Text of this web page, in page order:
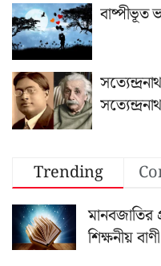
বাষ্পীভূত
Trending
শিক্ষনীয়